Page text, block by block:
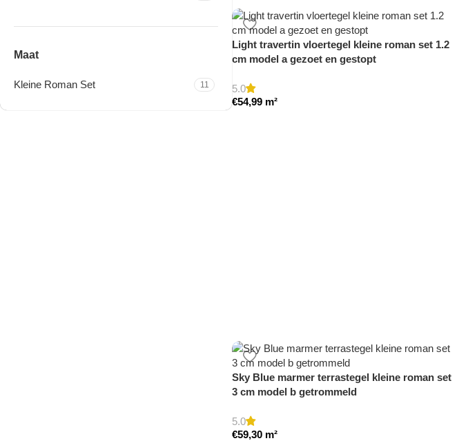
Maat
Kleine Roman Set 11
Light travertin vloertegel kleine roman set 1.2
cm model a gezoet en gestopt
5.0
€54,99 m²
Sky Blue marmer terrastegel kleine roman set
3 cm model b getrommeld
5.0
€59,30 m²